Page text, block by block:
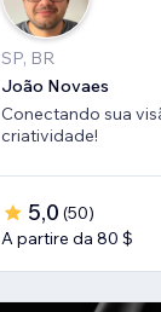
SP, BR
João Novaes
Conectando sua
criatividade!
5,0 (50)
A partire da 80 $